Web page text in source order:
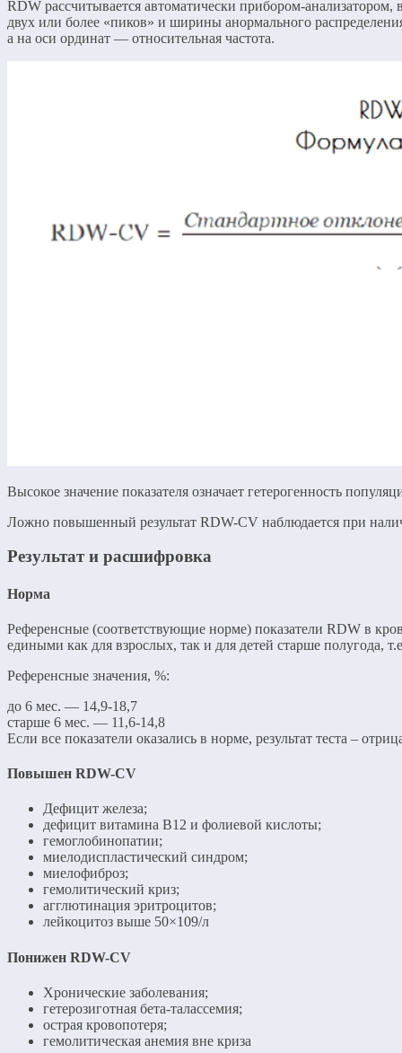
RDW рассчитывается автоматически прибором-
двух или более «пиков» и ширины анормального
а на оси ординат — относительная частота.
Высокое значение показателя означает гетерогенность
Ложно повышенный результат RDW-CV наблюдается при
Результат и расшифровка
Норма
Референсные (соответствующие норме) показатели RDW в
едиными как для взрослых, так и для детей старше полугода,
Референсные значения, %:
до 6 мес. — 14,9-18,7
старше 6 мес. — 11,6-14,8
Если все показатели оказались в норме, результат теста –
Повышен RDW-CV
Дефицит железа;
дефицит витамина В12 и фолиевой кислоты;
гемоглобинопатии;
миелодиспластический синдром;
миелофиброз;
гемолитический криз;
агглютинация эритроцитов;
лейкоцитоз выше 50×109/л
Понижен RDW-CV
Хронические заболевания;
гетерозиготная бета-талассемия;
острая кровопотеря;
гемолитическая анемия вне криза